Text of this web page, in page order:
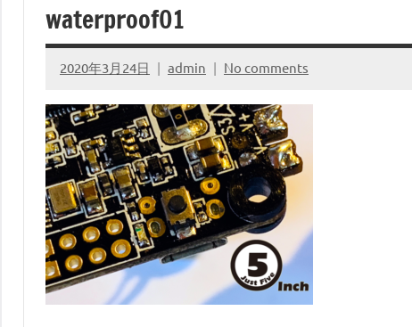
waterproof01
2020年3月24日 admin No comments